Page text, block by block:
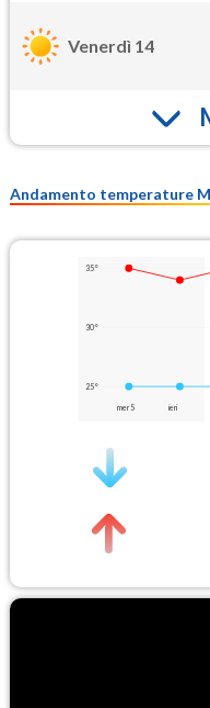
Venerdì 14
Andamento temperature
35°
30°
25°
mer 5 ieri